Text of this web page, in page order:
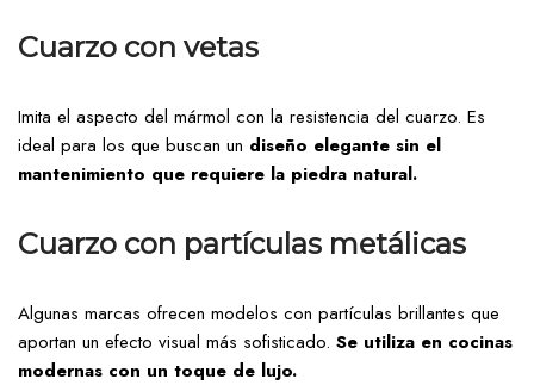
Cuarzo con vetas
Imita el aspecto del mármol con la resistencia del cuarzo. Es
ideal para los que buscan un diseño elegante sin el
mantenimiento que requiere la piedra natural.
Cuarzo con partículas metálicas
Algunas marcas ofrecen modelos con partículas brillantes que
aportan un efecto visual más sofisticado. Se utiliza en cocinas
modernas con un toque de lujo.